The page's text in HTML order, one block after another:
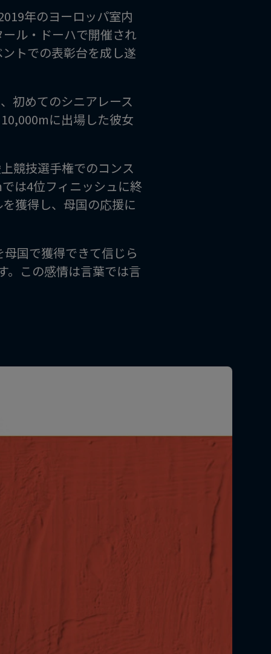
年のヨーロッパ室内
ル・ドーハで開催され
トでの表彰台を成し遂
初めてのシニアレース
に出場した彼女
競技選手権でのコンス
は4位フィニッシュに終
獲得し、母国の応援に
国で獲得できて信じら
。この感情は言葉では言